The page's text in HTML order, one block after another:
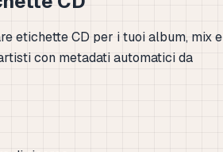
etichette CD per i tuoi album, mix e
con metadati automatici da